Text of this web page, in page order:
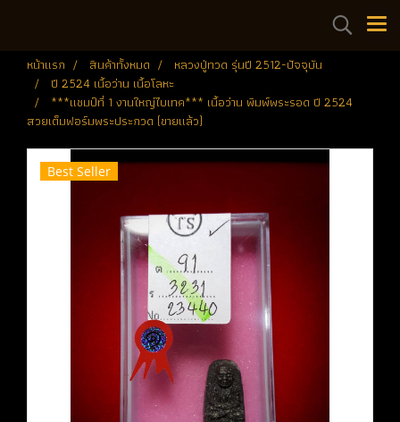
หน้าแรก สินค้าทั้งหมด
หลวงปู่ทวด รุ่นปี 2512-ปัจจุบัน
ปี 2524 เนื้อว่าน เนื้อโลหะ
***แชมป์ที่ 1 งานใหญ่ไบเทค*** เนื้อว่าน พิมพ์พระรอด ปี 2524
สวยเต็มฟอร์มพระประกวด (ขายแล้ว)
Best Seller